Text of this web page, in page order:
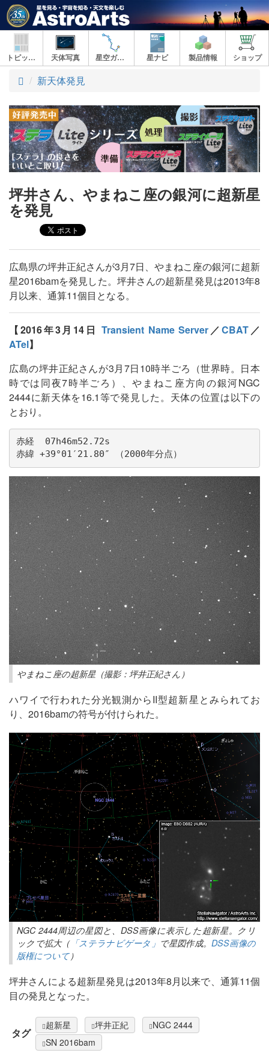
トピックス 天体写真 星空ガイド 星ナビ 製品情報 ショップ
ト
プ
新天体発見
坪井さん、やまねこ座の銀河に超新星
を発見
広島県の坪井正紀さんが3月7日、やまねこ座の銀河に超新
星2016bamを発見した。坪井さんの超新星発見は2013年8
月以来、通算11個目となる。
【2016年3月14日 Transient Name Server ／CBAT ／
ATel】
広島の坪井正紀さんが3月7日10時半ごろ（世界時。日本
時では同夜7時半ごろ）、やまねこ座方向の銀河NGC
2444に新天体を16.1等で発見した。天体の位置は以下の
とおり。
赤経  07h46m52.72s
赤緯 +39°01′21.80″ （2000年分点）
やまねこ座の超新星（撮影：坪井正紀さん）
ハワイで行われた分光観測からII型超新星とみられてお
り、2016bamの符号が付けられた。
NGC 2444周辺の星図と、DSS画像に表示した超新星。クリ
ックで拡大（「ステラナビゲータ」 で星図作成。DSS画像の
版権について ）
坪井さんによる超新星発見は2013年8月以来で、通算11個
目の発見となった。
タグ
超新星 坪井正紀
NGC 2444
SN 2016bam